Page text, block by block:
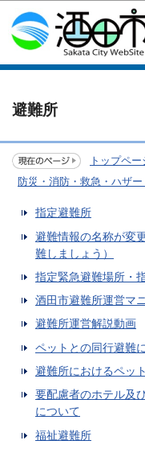
この
避難所
トップペー
防災・消防・救急・ハザ
指定避難所
避難情報の名称が変
難しましょう）
指定緊急避難場所・
酒田市避難所運営マ
避難所運営解説動画
ペットとの同行避難
避難所におけるペッ
要配慮者のホテル及
について
福祉避難所